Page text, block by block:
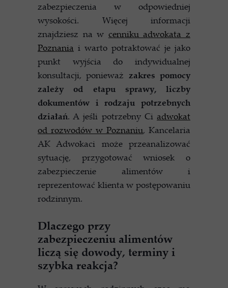
zabezpieczenia w odpowiedniej
wysokości. Więcej informacji
znajdziesz na w cenniku adwokata z
Poznania i warto potraktować je jako
punkt wyjścia do indywidualnej
konsultacji, ponieważ zakres pomocy
zależy od etapu sprawy, liczby
dokumentów i rodzaju potrzebnych
działań. A jeśli potrzebny Ci adwokat
od rozwodów w Poznaniu, Kancelaria
AK Adwokaci może przeanalizować
sytuację, przygotować wniosek o
zabezpieczenie alimentów i
reprezentować klienta w postępowaniu
rodzinnym.
Dlaczego przy
zabezpieczeniu alimentów
liczą się dowody, terminy i
szybka reakcja?